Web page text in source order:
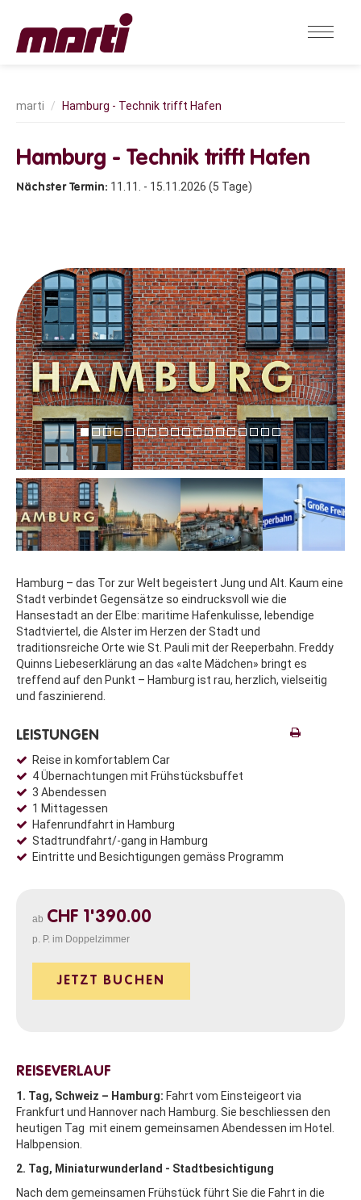
Hamburg - Technik trifft Hafen
Hamburg - Technik trifft Hafen
11.11. - 15.11.2026 (5 Tage)
Hamburg – das Tor zur Welt begeistert Jung und Alt. Kaum eine
Stadt verbindet Gegensätze so eindrucksvoll wie die
Hansestadt an der Elbe: maritime Hafenkulisse, lebendige
Stadtviertel, die Alster im Herzen der Stadt und
traditionsreiche Orte wie St. Pauli mit der Reeperbahn. Freddy
Quinns Liebeserklärung an das «alte Mädchen» bringt es
treffend auf den Punkt – Hamburg ist rau, herzlich, vielseitig
und faszinierend.
LEISTUNGEN
Reise in komfortablem Car
4 Übernachtungen mit Frühstücksbuffet
3 Abendessen
1 Mittagessen
Hafenrundfahrt in Hamburg
Stadtrundfahrt/-gang in Hamburg
Eintritte und Besichtigungen gemäss Programm
ab CHF 1'390.00
p. P. im Doppelzimmer
JETZT BUCHEN
REISEVERLAUF
1. Tag, Schweiz – Hamburg: Fahrt vom Einsteigeort via
Frankfurt und Hannover nach Hamburg. Sie beschliessen den
heutigen Tag mit einem gemeinsamen Abendessen im Hotel.
Halbpension.
2. Tag, Miniaturwunderland - Stadtbesichtigung
Nach dem gemeinsamen Frühstück führt Sie die Fahrt in die